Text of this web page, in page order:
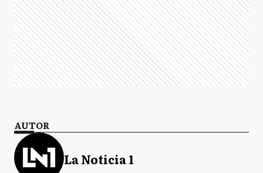
AUTOR
La Noticia 1